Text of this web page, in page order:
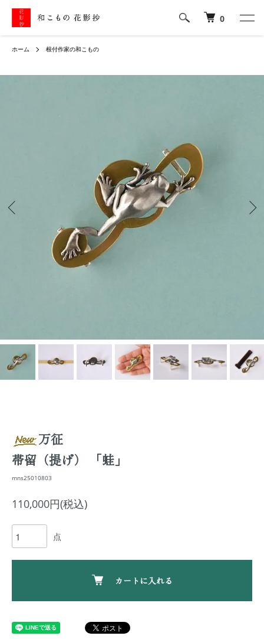
0
ホーム 根付作家の和こもの
万征
帯留（提げ） 「蛙」
mns25010803
110,000円(税込)
点
カートに入れる